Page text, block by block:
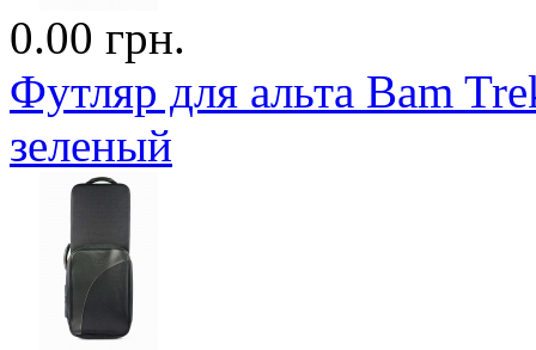
0.00 грн.
Футляр для альта Bam
зеленый